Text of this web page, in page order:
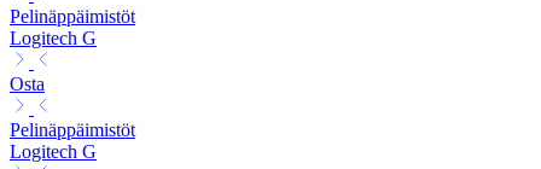
Pelinäppäimistöt
Logitech G
Osta
Pelinäppäimistöt
Logitech G